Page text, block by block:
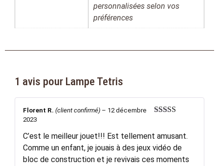
personnalisées selon vos
préférences
1 avis pour Lampe Tetris
Florent R. (client confirmé) – 12 décembre
2023
C’est le meilleur jouet!!! Est tellement amusant.
Comme un enfant, je jouais à des jeux vidéo de
bloc de construction et je revivais ces moments